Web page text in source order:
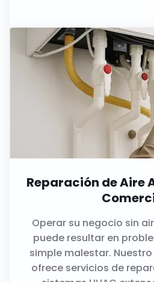
Reparación de Aire
Operar su negocio sin
puede resultar en
simple malestar.
ofrece servicios de